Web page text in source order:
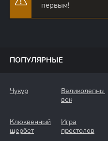
первым!
ПОПУЛЯРНЫЕ
Чукур
Великолепный
век
Клюквенный
щербет
Игра
престолов